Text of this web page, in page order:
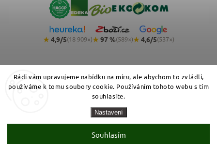
Rádi vám upravujeme nabídku na míru, ale abychom to zvládli,
používáme k tomu soubory cookie. Používáním tohoto webu s tím
souhlasíte.
Nastavení
Souhlasím
★4,9/5(18 909×)★97 %(589×)★4,6/5(537×)
NemeckyEshop.cz - kvalitní německá drogerie,
. Všechna práva vyhrazena.